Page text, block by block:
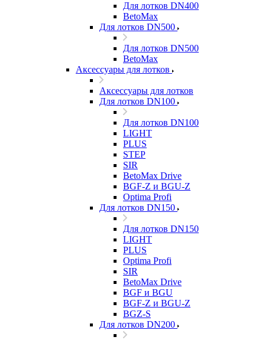
Для лотков DN400
BetoMax
Для лотков DN500
Для лотков DN500
BetoMax
Аксессуары для лотков
Аксессуары для лотков
Для лотков DN100
Для лотков DN100
LIGHT
PLUS
STEP
SIR
BetoMax Drive
BGF-Z и BGU-Z
Optima Profi
Для лотков DN150
Для лотков DN150
LIGHT
PLUS
Optima Profi
SIR
BetoMax Drive
BGF и BGU
BGF-Z и BGU-Z
BGZ-S
Для лотков DN200